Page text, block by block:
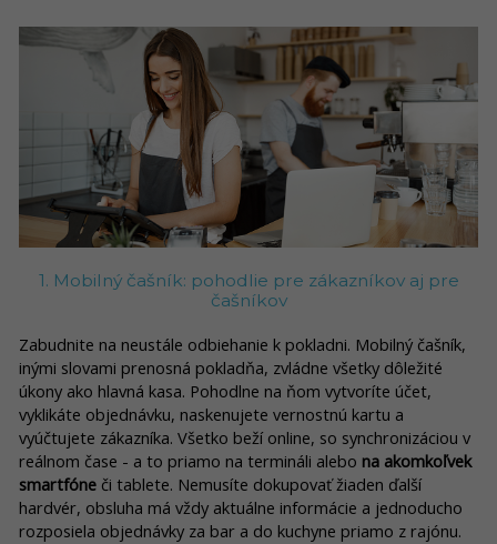
1. Mobilný čašník: pohodlie pre zákazníkov aj pre
čašníkov
Zabudnite na neustále odbiehanie k pokladni. Mobilný čašník,
inými slovami prenosná pokladňa, zvládne všetky dôležité
úkony ako hlavná kasa. Pohodlne na ňom vytvoríte účet,
vyklikáte objednávku, naskenujete vernostnú kartu a
vyúčtujete zákazníka. Všetko beží online, so synchronizáciou v
reálnom čase - a to priamo na termináli alebo na akomkoľvek
smartfóne či tablete. Nemusíte dokupovať žiaden ďalší
hardvér, obsluha má vždy aktuálne informácie a jednoducho
rozposiela objednávky za bar a do kuchyne priamo z rajónu.